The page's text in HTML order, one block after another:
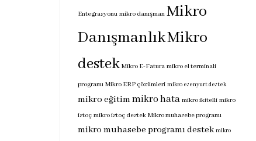
Entegrasyonu mikro danışman Mikro
DanışmanlıkMikro
destek Mikro E-Fatura mikro el terminali
programı Mikro ERP çözümleri mikro esenyurt destek
mikro eğitimmikro hata mikro ikitelli mikro
istoç mikro istoç destek Mikro muhasebe programı
mikro muhasebe programı destek mikro